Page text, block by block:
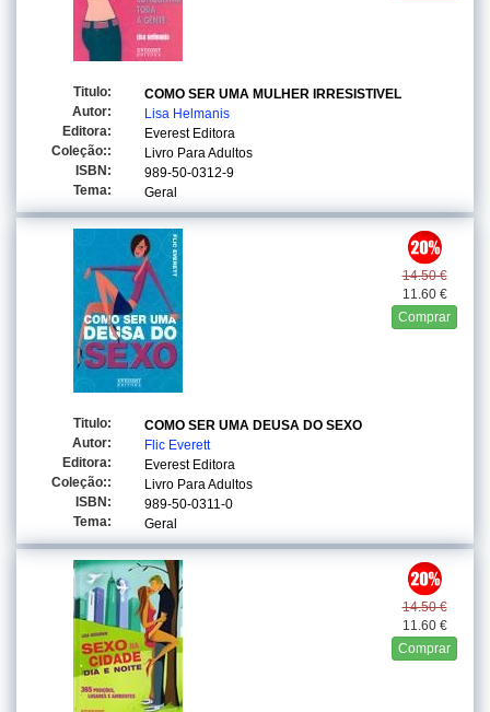
Titulo:
COMO SER UMA MULHER IRRESISTIVEL
Autor:
Lisa Helmanis
Editora:
Everest Editora
Coleção::
Livro Para Adultos
ISBN:
989-50-0312-9
Tema:
Geral
14.50 €
11.60 €
Comprar
Titulo:
COMO SER UMA DEUSA DO SEXO
Autor:
Flic Everett
Editora:
Everest Editora
Coleção::
Livro Para Adultos
ISBN:
989-50-0311-0
Tema:
Geral
14.50 €
11.60 €
Comprar